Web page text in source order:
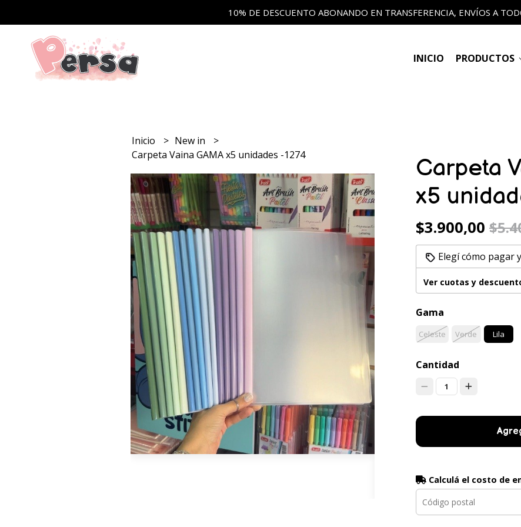
10% DE DESCUENTO ABONANDO EN TRANSFERENCIA, ENVÍOS A
INICIO PRODUCTOS
Inicio
New in
Carpeta Vaina GAMA x5 unidades -1274
Carpeta
x5
$3.900,00
Elegí cómo pagar
Ver cuotas y
Gama
Celeste Verde Lila
Cantidad
1
Calculá el costo de